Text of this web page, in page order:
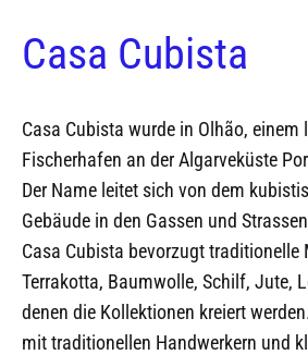
Casa Cubista
Casa Cubista wurde in Olhão, einem
Fischerhafen an der Algarveküste
Der Name leitet sich von dem
Gebäude in den Gassen und
Casa Cubista bevorzugt traditionelle
Terrakotta, Baumwolle, Schilf, Jute,
denen die Kollektionen kreiert
mit traditionellen Handwerkern und